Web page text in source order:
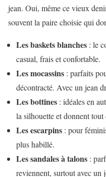
jean. Oui, même ce vieux
souvent la paire choisie qui
Les baskets blanches : le
casual, frais et confortable.
Les mocassins : parfaits
décontracté. Avec un jean
Les bottines : idéales en
la silhouette et donnent tout
Les escarpins : pour
plus habillé.
Les sandales à talons :
reviennent, surtout avec un